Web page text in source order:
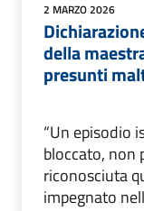
2 MARZO 2026
della
presunti
“Un episodio
bloccato, non
riconosciuta
impegnato